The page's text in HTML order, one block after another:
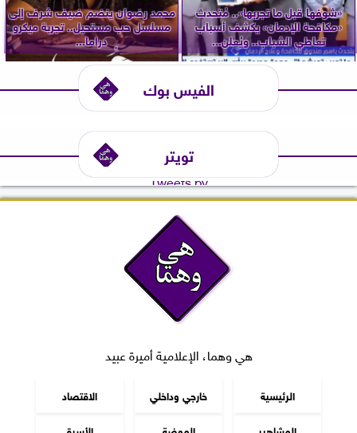
«شوفها قبل ما تجربها».. مُتحدث
«مكافحة الإدمان» يكشف أسباب
تعاطي الشباب.. ويُعلن...
محمد رضوان ينضم ضيف شرف إلى
مسلسل حب مستحيل.. تجربة ميكرو
دراما...
الفيس بوك
تويتر
Tweets by
هي وهما، الإعلامية أميرة عبيد
الرئيسية خارجي وداخلي
الاقتصاد